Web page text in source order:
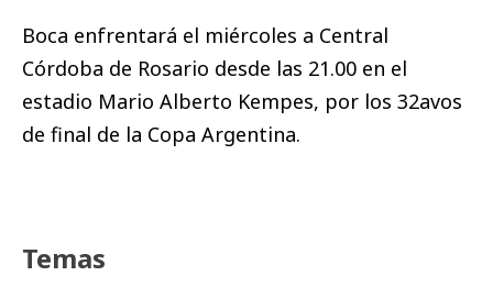
Boca enfrentará el miércoles a Central
Córdoba de Rosario desde las 21.00 en el
estadio Mario Alberto Kempes, por los 32avos
de final de la Copa Argentina.
Temas